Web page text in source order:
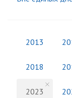
2013
2018
2023